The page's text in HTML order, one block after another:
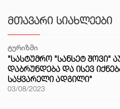
ᲛᲗᲐᲕᲐᲠᲘ ᲡᲘᲐᲮᲚᲔᲔᲑᲘ
ტურიზმი
"ᲡᲐᲡᲢᲣᲛᲠᲝ "ᲡᲐᲜᲡᲔᲢ ᲨᲝᲕᲘ"
ᲓᲐᲑᲠᲣᲜᲓᲔᲑᲐ ᲓᲐ ᲘᲡᲔᲕ
ᲡᲐᲧᲕᲐᲠᲔᲚᲘ ᲐᲓᲒᲘᲚᲘ"
03/08/2023